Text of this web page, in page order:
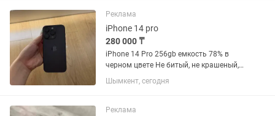
Реклама
iPhone 14 pro
280 000 ₸
iPhone 14 Pro 256gb емкость 78% в
черном цвете Не битый, не крашеный,
нигде ничего не менялось — всё
родное. Только ёмкость аккумулятора
находится в хорошем...
Шымкент, сегодня
Реклама